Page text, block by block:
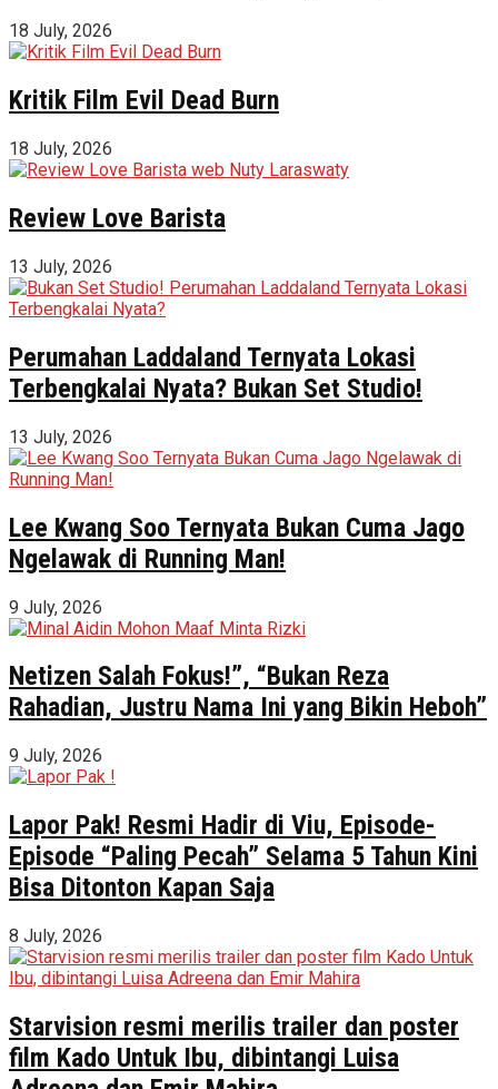
18 July, 2026
Kritik Film Evil Dead Burn
18 July, 2026
Review Love Barista
13 July, 2026
Perumahan Laddaland Ternyata Lokasi
Terbengkalai Nyata? Bukan Set Studio!
13 July, 2026
Lee Kwang Soo Ternyata Bukan Cuma Jago
Ngelawak di Running Man!
9 July, 2026
Netizen Salah Fokus!”, “Bukan Reza
Rahadian, Justru Nama Ini yang Bikin Heboh”
9 July, 2026
Lapor Pak! Resmi Hadir di Viu, Episode-
Episode “Paling Pecah” Selama 5 Tahun Kini
Bisa Ditonton Kapan Saja
8 July, 2026
Starvision resmi merilis trailer dan poster
film Kado Untuk Ibu, dibintangi Luisa